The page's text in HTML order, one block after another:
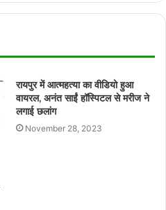
रायपुर में आत्महत्या का वीडियो हुआ
वायरल, अनंत साईं हॉस्पिटल से मरीज ने
लगाई छलांग
November 28, 2023